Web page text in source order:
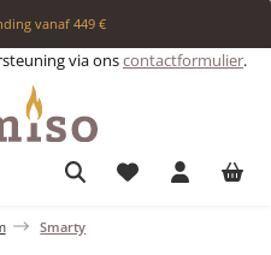
vanaf 449 €
via onscontactformulier.
Je hebt 0 items
Smarty